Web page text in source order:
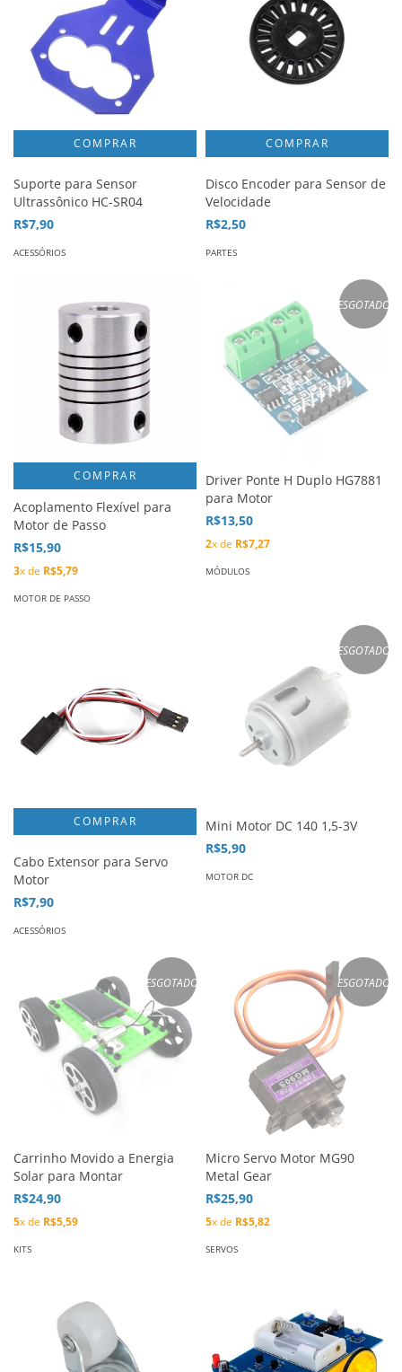
Suporte para Sensor
Ultrassônico HC-SR04
R$7,90
ACESSÓRIOS
Disco Encoder para Sensor de
Velocidade
R$2,50
PARTES
COMPRAR
Acoplamento Flexível para
Motor de Passo
R$15,90
3x de R$5,79
MOTOR DE PASSO
ESGOTADO
Driver Ponte H Duplo HG7881
para Motor
R$13,50
2x de R$7,27
MÓDULOS
Cabo Extensor para Servo
Motor
R$7,90
ACESSÓRIOS
ESGOTADO
Mini Motor DC 140 1,5-3V
R$5,90
MOTOR DC
ESGOTADO
Carrinho Movido a Energia
Solar para Montar
R$24,90
5x de R$5,59
KITS
ESGOTADO
Micro Servo Motor MG90
Metal Gear
R$25,90
5x de R$5,82
SERVOS